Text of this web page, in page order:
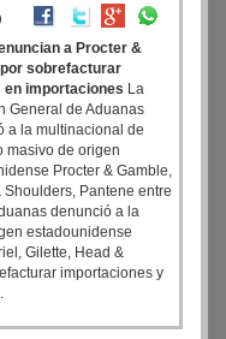
a Procter &
sobrefacturar
en importaciones La
General de Aduanas
a la multinacional de
masivo de origen
Procter & Gamble,
Pantene entre
denunció a la
estadounidense
Gilette, Head &
importaciones y